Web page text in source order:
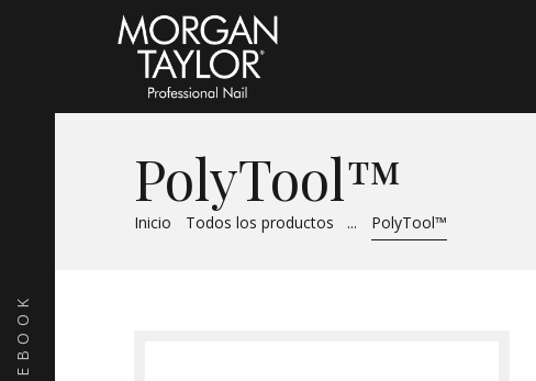
PolyTool™
Inicio Todos los productos ... PolyTool™